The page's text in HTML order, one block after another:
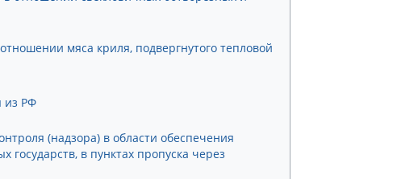
мяса криля, подвергнутого тепловой
из РФ
(надзора) в области обеспечения
в пунктах пропуска через